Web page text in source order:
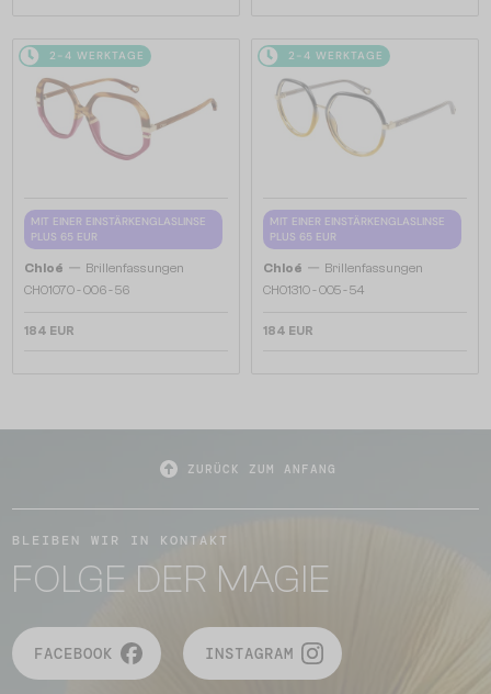
2-4 WERKTAGE
MIT EINER EINSTÄRKENGLASLINSE
PLUS 65 EUR
Chloé — Brillenfassungen
CH0107O - 006 - 56
184 EUR
2-4 WERKTAGE
MIT EINER EINSTÄRKENGLASLINSE
PLUS 65 EUR
Chloé — Brillenfassungen
CH0131O - 005 - 54
184 EUR
ZURÜCK ZUM ANFANG
BLEIBEN WIR IN KONTAKT
FOLGE DER MAGIE
FACEBOOK INSTAGRAM